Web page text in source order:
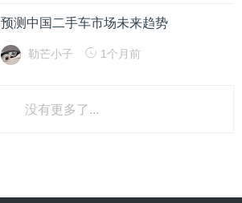
预测中国二手车市场未来趋势
勒芒小子 1个月前
没有更多了...